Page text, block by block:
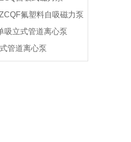
氟塑料自吸磁力泵
吸立式管道离心泵
管道离心泵